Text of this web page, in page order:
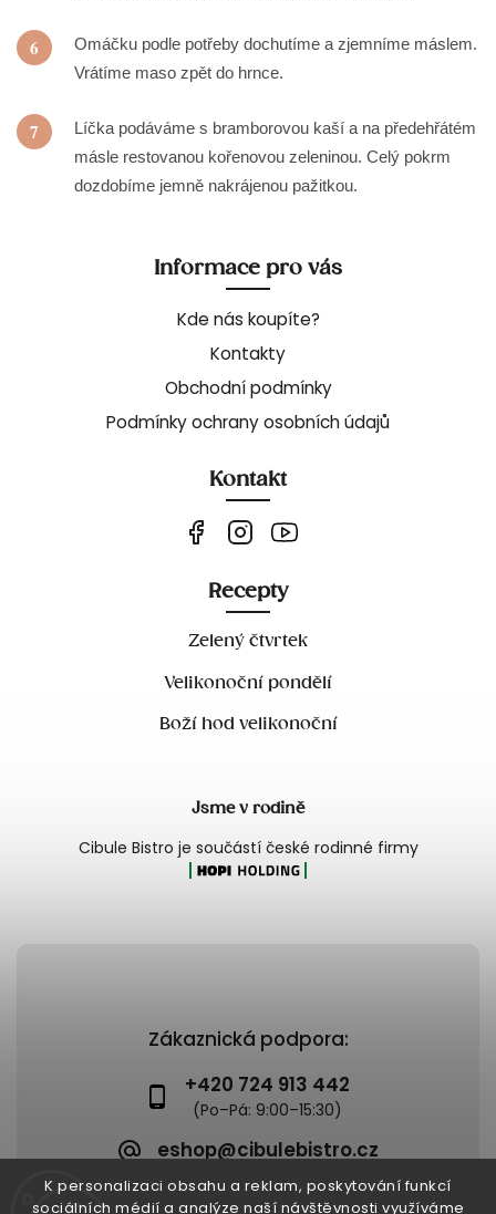
K personalizaci obsahu a reklam, poskytování funkcí
sociálních médií a analýze naší návštěvnosti využíváme
6
Omáčku podle potřeby dochutíme a zjemníme máslem.
Vrátíme maso zpět do hrnce.
7
Líčka podáváme s bramborovou kaší a na předehřátém
másle restovanou kořenovou zeleninou. Celý pokrm
dozdobíme jemně nakrájenou pažitkou.
Zákaznická podpora:
+420 724 913 442
eshop@cibulebistro.cz
Informace pro vás
Kde nás koupíte?
Kontakty
Obchodní podmínky
Podmínky ochrany osobních údajů
Kontakt
Recepty
Zelený čtvrtek
Velikonoční pondělí
Boží hod velikonoční
Jsme v rodině
Cibule Bistro je součástí české rodinné firmy